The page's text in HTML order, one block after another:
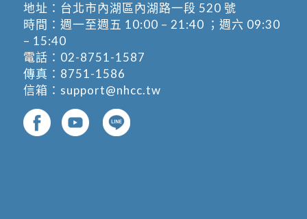
地址： 台北市內湖區內湖路一段 520 號
時間：週一至週五 10:00 – 21:40 ；週六 09:30
– 15:40
電話： 02-8751-1587
傳真：8751-1586
信箱： support@nhcc.tw